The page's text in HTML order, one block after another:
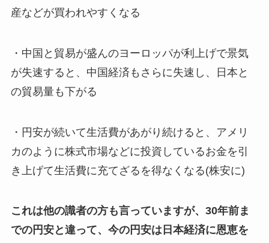
産などが買われやすくなる
・中国と貿易が盛んのヨーロッパが利上げで景気
が失速すると、中国経済もさらに失速し、日本と
の貿易量も下がる
・円安が続いて生活費があがり続けると、アメリ
カのように株式市場などに投資しているお金を引
き上げて生活費に充てざるを得なくなる(株安に)
これは他の識者の方も言っていますが、30年前ま
での円安と違って、今の円安は日本経済に恩恵を